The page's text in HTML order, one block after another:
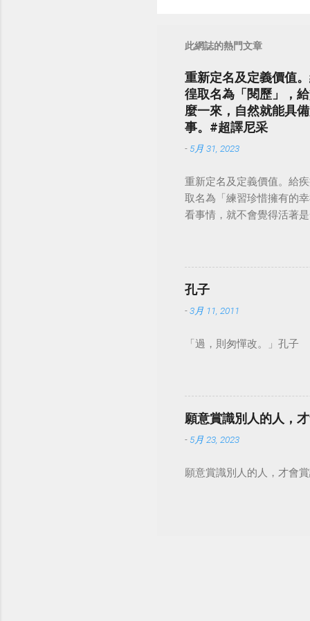
此網誌的熱門文章
重新定名及定義價值
徨取名為「閱歷」，
麼一來，自然就能具
事。#超譯尼采
- 5月 31, 2023
重新定名及定義價值。給
取名為「練習珍惜擁有的
看事情，就不會覺得活著
孔子
-3月 11, 2011
「過，則匆憚改。」孔子
願意賞識別人的人，
- 5月 23, 2023
願意賞識別人的人，才會